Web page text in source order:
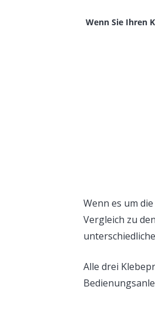
Wenn Sie Ihren
Wenn es um
Vergleich zu
Alle drei